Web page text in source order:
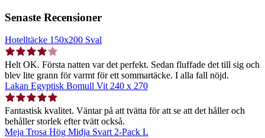
Senaste Recensioner
Hotelltäcke 150x200 Sval
Helt OK. Första natten var det perfekt. Sedan fluffade det till sig och
blev lite grann för varmt för ett sommartäcke. I alla fall nöjd.
Lakan Egyptisk Bomull Vit 240 x 270
Fantastisk kvalitet. Väntar på att tvätta för att se att det håller och
behåller storlek efter tvätt också.
Meja Trosa Hög Midja Svart 2-Pack L